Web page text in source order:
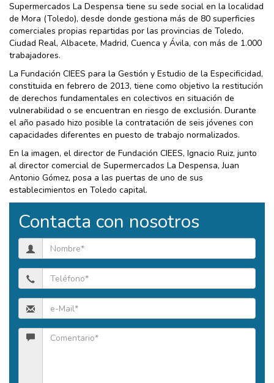
Supermercados La Despensa tiene su sede social en la localidad
de Mora (Toledo), desde donde gestiona más de 80 superficies
comerciales propias repartidas por las provincias de Toledo,
Ciudad Real, Albacete, Madrid, Cuenca y Ávila, con más de 1.000
trabajadores.
La Fundación CIEES para la Gestión y Estudio de la Especificidad,
constituida en febrero de 2013, tiene como objetivo la restitución
de derechos fundamentales en colectivos en situación de
vulnerabilidad o se encuentran en riesgo de exclusión. Durante
el año pasado hizo posible la contratación de seis jóvenes con
capacidades diferentes en puesto de trabajo normalizados.
En la imagen, el director de Fundación CIEES, Ignacio Ruiz, junto
al director comercial de Supermercados La Despensa, Juan
Antonio Gómez, posa a las puertas de uno de sus
establecimientos en Toledo capital.
Contacta con nosotros